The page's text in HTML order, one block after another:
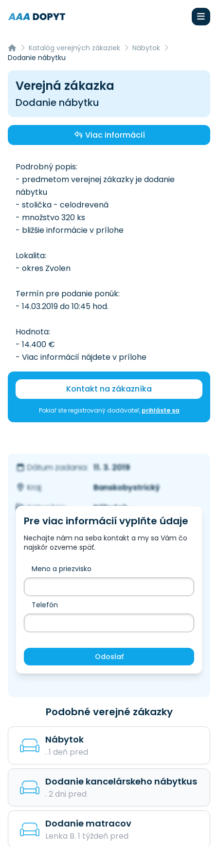
Katalóg verejných zákaziek
Nábytok
Dodanie nábytku
Verejná zákazka
Dodanie nábytku
Viac informácií
Podrobný popis:
- predmetom verejnej zákazky je dodanie
nábytku
- stolička - celodrevená
- množstvo 320 ks
- bližšie informácie v prílohe
Lokalita:
- okres Zvolen
Termín pre podanie ponúk:
- 14.03.2019 do 10:45 hod.
Hodnota:
- 14.400 €
- Viac informácií nájdete v prílohe
Kontakt na zákazníka
Pokiaľ ste registrovaný dodávateľ, prihláste sa
Dátum zadania: 11. 3. 2019
Kraj:
Banskobystrický
Kategória:
Nábytok
Pre viac informácií vyplňte údaje
Nechajte nám na seba kontakt a my sa Vám čo
najskôr ozveme späť.
Meno a priezvisko
Telefón
Odoslať
Podobné verejné zákazky
Nábytok
. 1 deň pred
Dodanie kancelárskeho nábytkus
. 2 dni pred
Dodanie matracov
Lenka B. 1 týždeň pred